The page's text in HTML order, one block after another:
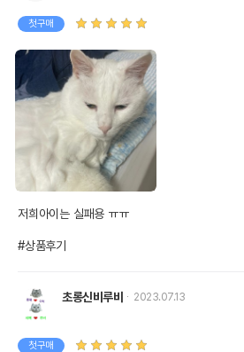
첫구매
저희아이는 실패용 ㅠㅠ
#상품후기
초롱신비루비 2023.07.13
첫구매